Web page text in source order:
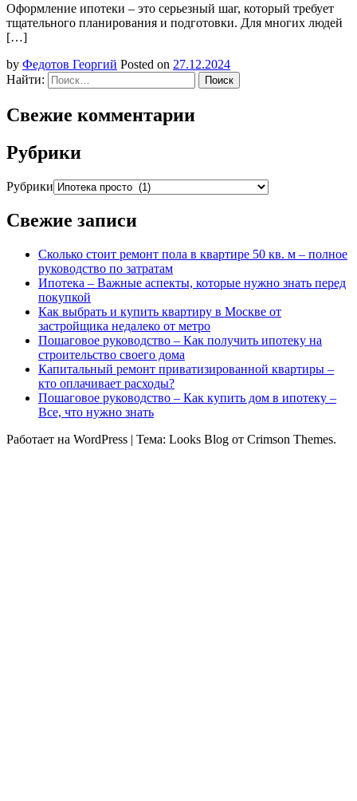
Оформление ипотеки – это серьезный шаг, который требует
тщательного планирования и подготовки. Для многих людей
[…]
by Федотов Георгий Posted on 27.12.2024
Найти:
Свежие комментарии
Рубрики
Рубрики
Свежие записи
Сколько стоит ремонт пола в квартире 50 кв. м – полное
руководство по затратам
Ипотека – Важные аспекты, которые нужно знать перед
покупкой
Как выбрать и купить квартиру в Москве от
застройщика недалеко от метро
Пошаговое руководство – Как получить ипотеку на
строительство своего дома
Капитальный ремонт приватизированной квартиры –
кто оплачивает расходы?
Пошаговое руководство – Как купить дом в ипотеку –
Все, что нужно знать
Работает на WordPress | Тема: Looks Blog от Crimson Themes.